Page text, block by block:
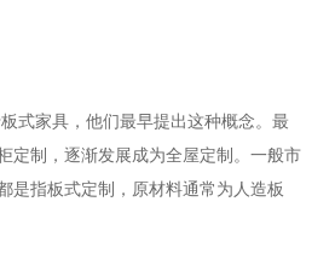
式家具，他们最早提出这种概念。最
定制，逐渐发展成为全屋定制。一般市
是指板式定制，原材料通常为人造板